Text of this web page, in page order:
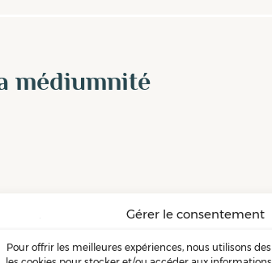
Gérer le consentement
Pour offrir les meilleures expériences, nous utilisons
médiumnité